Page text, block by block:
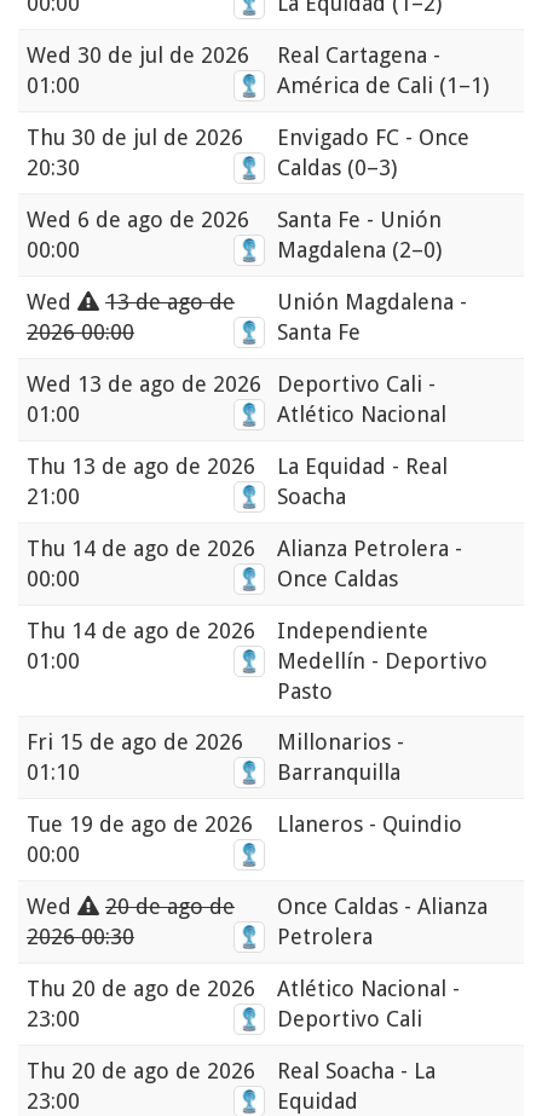
Wed 30 de jul de 2026
01:00
Real Cartagena -
América de Cali (1–1)
Thu 30 de jul de 2026
20:30
Envigado FC - Once
Caldas (0–3)
Wed 6 de ago de 2026
00:00
Santa Fe - Unión
Magdalena (2–0)
Wed
13 de ago de
2026 00:00
Unión Magdalena -
Santa Fe
Wed 13 de ago de 2026
01:00
Deportivo Cali -
Atlético Nacional
Thu 13 de ago de 2026
21:00
La Equidad - Real
Soacha
Thu 14 de ago de 2026
00:00
Alianza Petrolera -
Once Caldas
Thu 14 de ago de 2026
01:00
Independiente
Medellín - Deportivo
Pasto
Fri 15 de ago de 2026
01:10
Millonarios -
Barranquilla
Tue 19 de ago de 2026
00:00
Llaneros - Quindio
Wed
20 de ago de
2026 00:30
Once Caldas - Alianza
Petrolera
Thu 20 de ago de 2026
23:00
Atlético Nacional -
Deportivo Cali
Thu 20 de ago de 2026
23:00
Real Soacha - La
Equidad